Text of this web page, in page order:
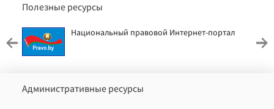
Полезные ресурсы
Национальный правовой Интернет-портал
Административные ресурсы